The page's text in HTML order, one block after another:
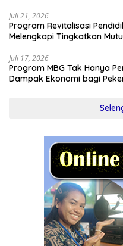
Juli 21, 2026
Program Revitalisasi
Melengkapi Tingkatkan Mutu
Juli 17, 2026
Program MBG Tak Hanya
Dampak Ekonomi bagi